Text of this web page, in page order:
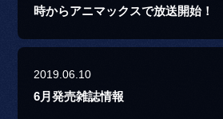
時からアニマックスで放送開始！
2019.06.10
6月発売雑誌情報